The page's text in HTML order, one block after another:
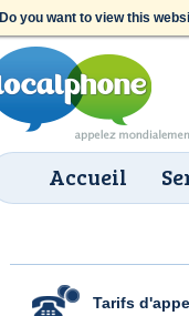
Do you want to view this
Accueil
Tarifs